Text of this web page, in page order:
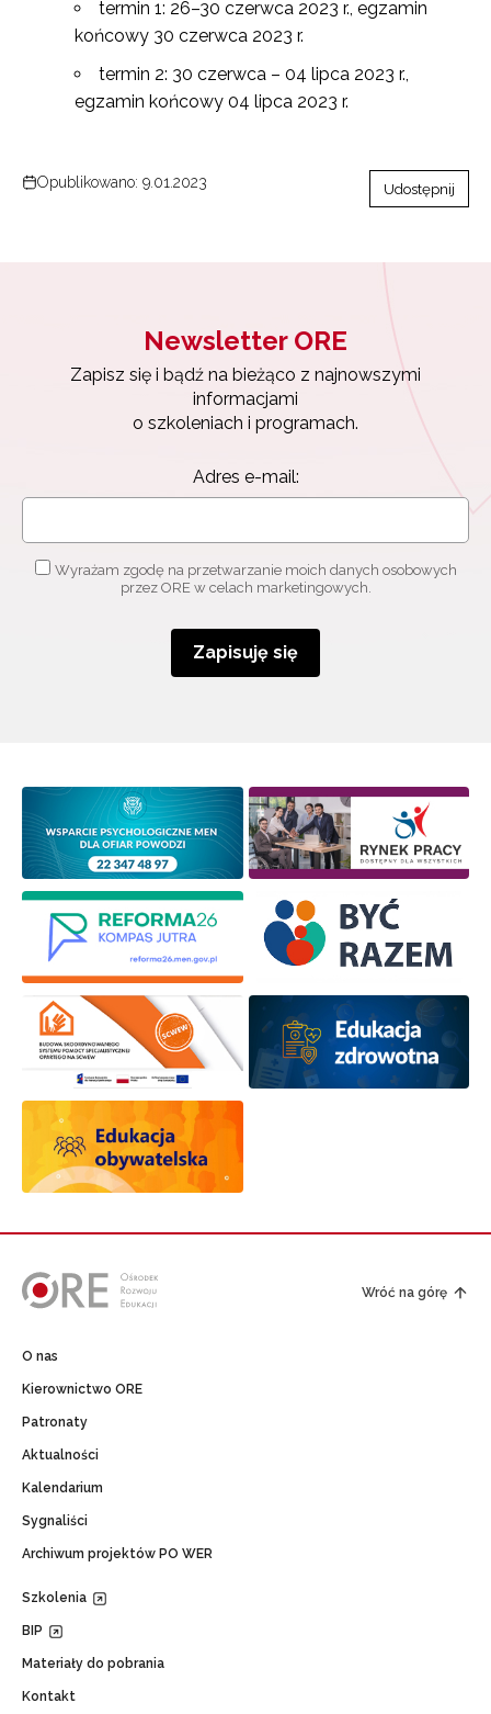
termin 1: 26–30 czerwca 2023 r., egzamin
końcowy 30 czerwca 2023 r.
termin 2: 30 czerwca – 04 lipca 2023 r.,
egzamin końcowy 04 lipca 2023 r.
Opublikowano: 9.01.2023 Udostępnij
Newsletter ORE
Zapisz się i bądź na bieżąco z najnowszymi
informacjami
o szkoleniach i programach.
Adres e-mail:
Wyrażam zgodę na przetwarzanie moich danych osobowych
przez ORE w celach marketingowych.
Zapisuję się
Wróć na górę
O nas
Kierownictwo ORE
Patronaty
Aktualności
Kalendarium
Sygnaliści
Archiwum projektów PO WER
Szkolenia
BIP
Materiały do pobrania
Kontakt
Newsletter ORE
Zapisz się i bądź na bieżąco z najnowszymi
Wyrażam zgodę na przetwarzanie moich danych
osobowych przez ORE w celach marketingowych.